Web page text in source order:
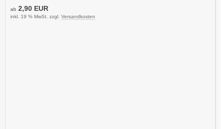
ab 2,90 EUR
inkl. 19 % MwSt. zzgl. Versandkosten